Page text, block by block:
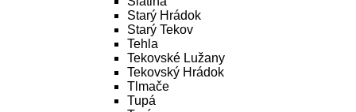
Starý Hrádok
Starý Tekov
Tehla
Tekovské Lužany
Tekovský Hrádok
Tlmače
Tupá